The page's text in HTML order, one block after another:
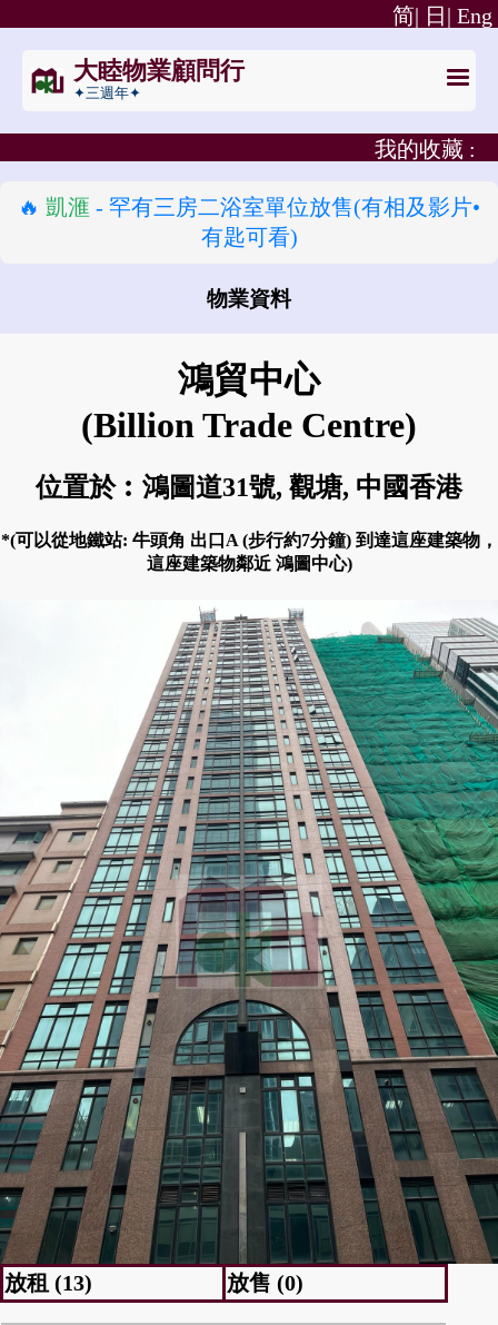
Eng
日|
简|
大睦物業顧問行
✦三週年✦
我的收藏 :
🔥 凱滙 - 罕有三房二浴室單位放售(有相及影片•
有匙可看)
物業資料
鴻貿中心
(Billion Trade Centre)
位置於︰鴻圖道31號, 觀塘, 中國香港
*(可以從地鐵站: 牛頭角 出口A (步行約7分鐘) 到達這座建築物，
這座建築物鄰近 鴻圖中心)
放租 (13) 放售 (0)